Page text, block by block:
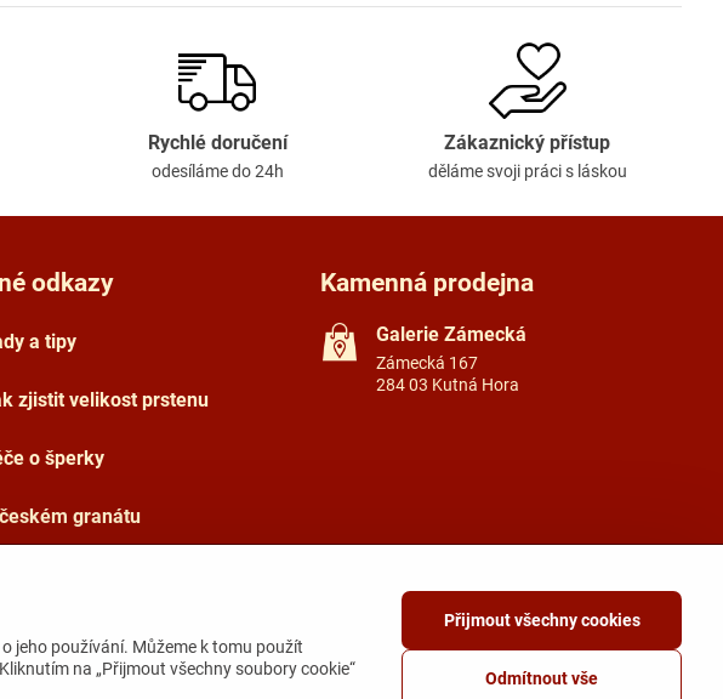
Rychlé doručení
odesíláme do 24h
Zákaznický přístup
děláme svoji práci s láskou
odkazy
a tipy
zjistit velikost prstenu
o šperky
granátu
Kamenná prodejna
Galerie Zámecká
Zámecká 167
284 03 Kutná Hora
jeho používání. Můžeme k tomu použít
na „Přijmout všechny soubory cookie“
Přijmout všechny cookies
Odmítnout vše